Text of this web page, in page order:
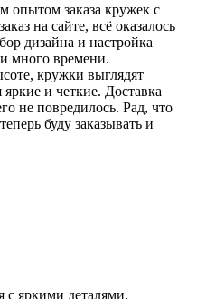
опытом заказа кружек с
на сайте, всё оказалось
дизайна и настройка
много времени.
кружки выглядят
и четкие. Доставка
не повредилось. Рад, что
буду заказывать и
яркими деталями.